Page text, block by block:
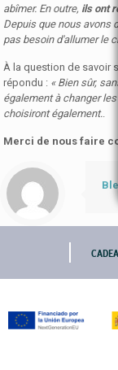
abîmer. En outre, ils ont
Depuis que nous avons
pas besoin d'allumer le
À la question de savoir
répondu : « Bien sûr,
également à changer
choisiront également..
Merci de nous faire